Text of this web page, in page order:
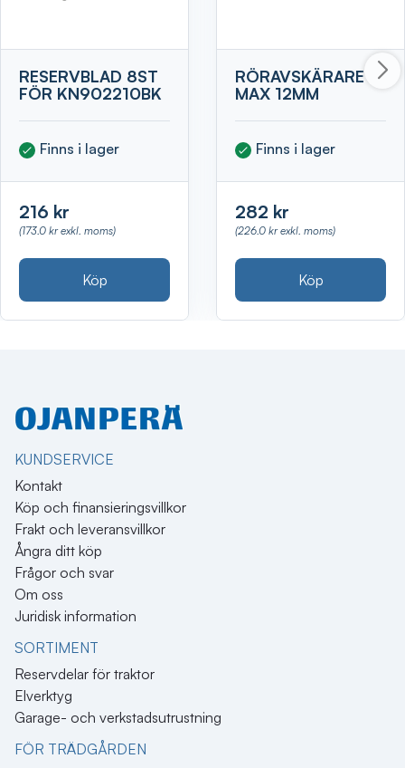
RESERVBLAD 8ST
FÖR KN902210BK
Finns i lager
216 kr
(173.0 kr exkl. moms)
Köp
RÖRAVSKÄRARE
MAX 12MM
Finns i lager
282 kr
(226.0 kr exkl. moms)
Köp
KUNDSERVICE
Kontakt
Köp och finansieringsvillkor
Frakt och leveransvillkor
Ångra ditt köp
Frågor och svar
Om oss
Juridisk information
SORTIMENT
Reservdelar för traktor
Elverktyg
Garage- och verkstadsutrustning
FÖR TRÄDGÅRDEN